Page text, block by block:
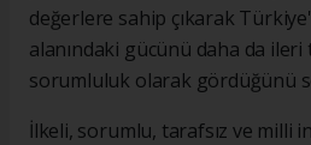
değerlere sahip çıkarak
alanındaki gücünü daha da ileri
sorumluluk olarak gördüğünü
İlkeli, sorumlu, tarafsız ve milli